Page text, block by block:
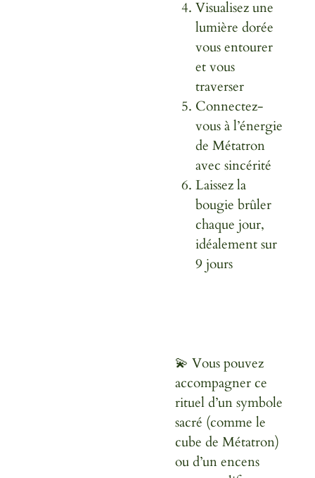
Visualisez une
lumière dorée
vous entourer
et vous
traverser
Connectez-
vous à l’énergie
de Métatron
avec sincérité
Laissez la
bougie brûler
chaque jour,
idéalement sur
9 jours
💫 Vous pouvez
accompagner ce
rituel d’un symbole
sacré (comme le
cube de Métatron)
ou d’un encens